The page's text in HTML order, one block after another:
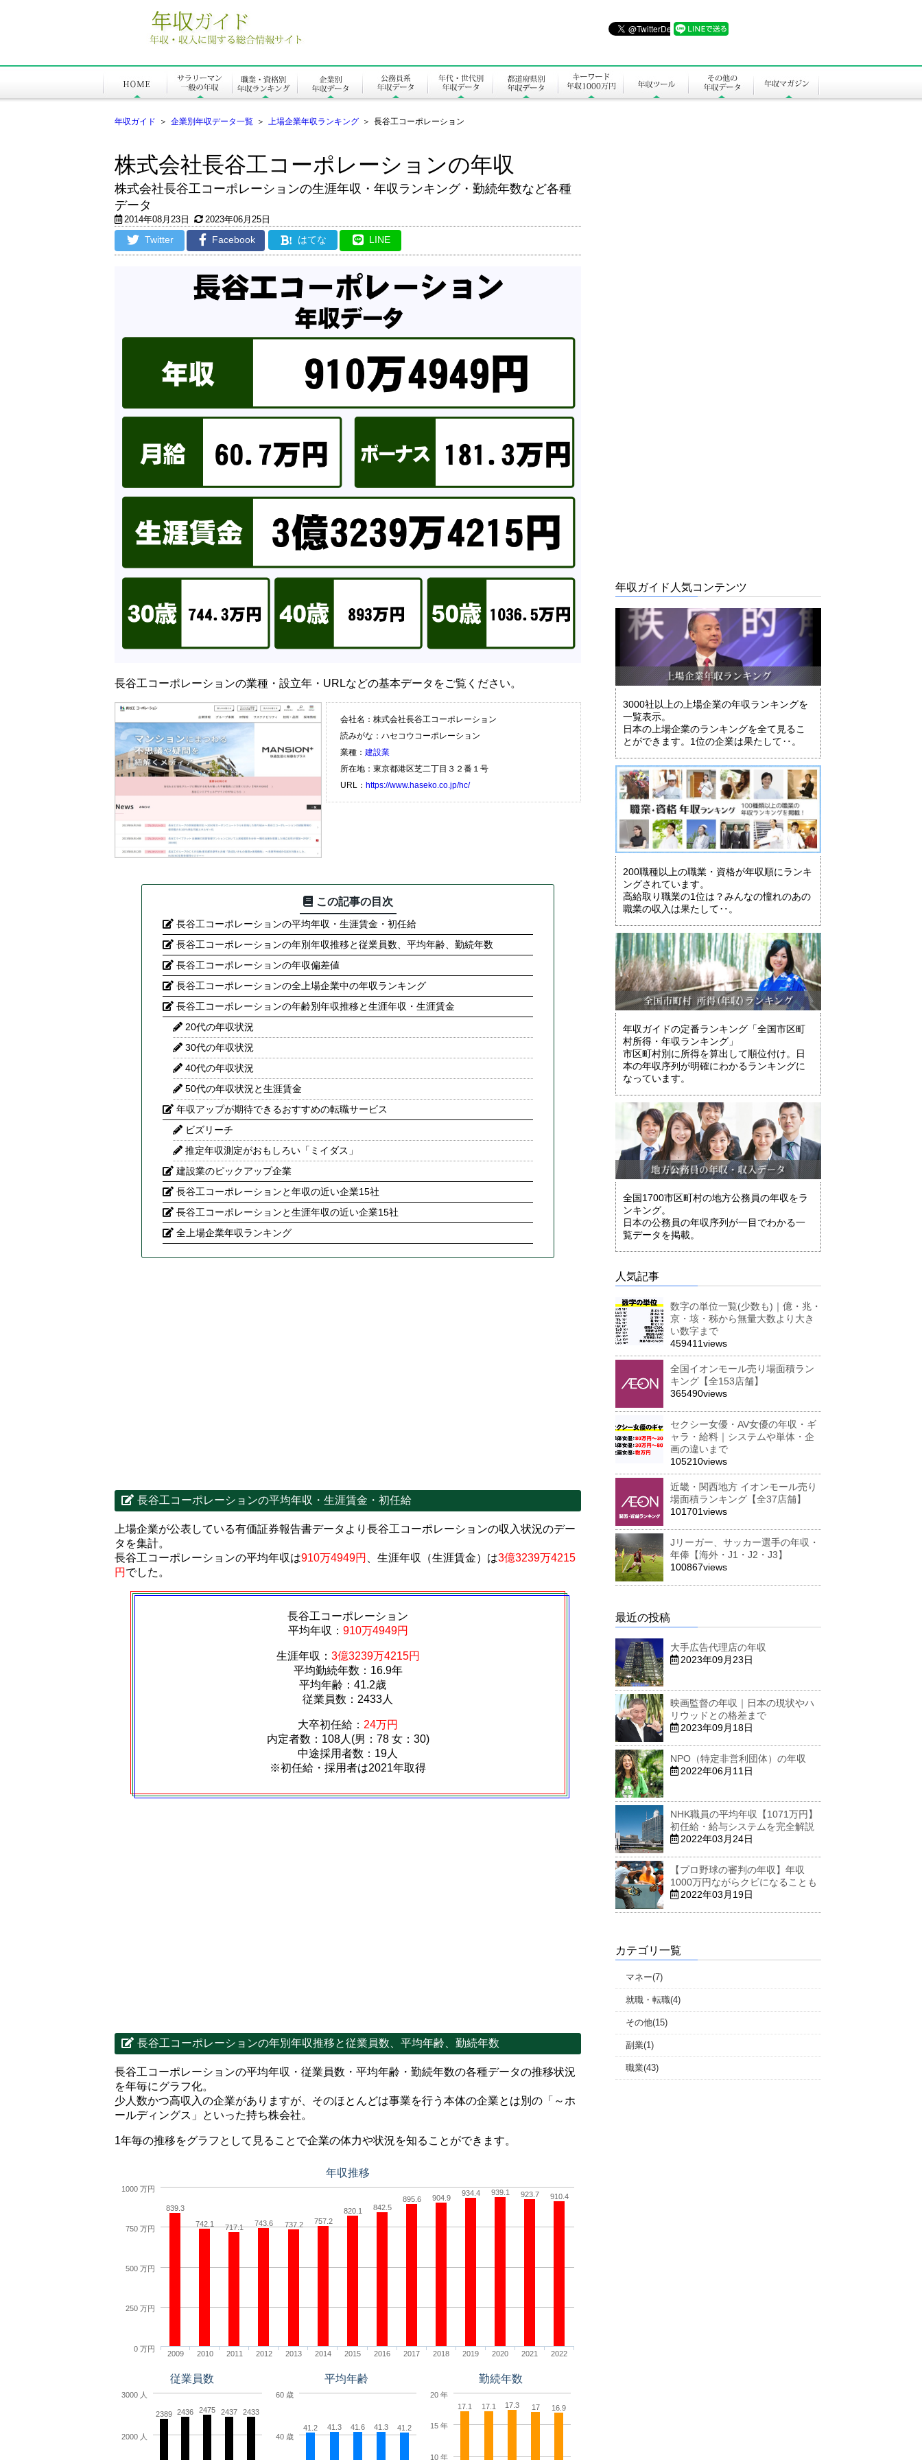
年収ガイド ＞ 企業別年収データ一覧 ＞ 上場企業年収ランキング ＞ 長谷工コーポレーション
株式会社長谷工コーポレーションの年収
株式会社長谷工コーポレーションの生涯年収・年収ランキング・勤続年数など各種
データ
2014年08月23日 2023年06月25日
Twitter Facebook ! はてな LINE
長谷工コーポレーションの業種・設立年・URLなどの基本データをご覧ください。
会社名：株式会社長谷工コーポレーション
読みがな：ハセコウコーポレーション
業種： 建設業
所在地：東京都港区芝二丁目３２番１号
URL： https://www.haseko.co.jp/hc/
この記事の目次
長谷工コーポレーションの平均年収・生涯賃金・初任給
長谷工コーポレーションの年別年収推移と従業員数、平均年齢、勤続年数
長谷工コーポレーションの年収偏差値
長谷工コーポレーションの全上場企業中の年収ランキング
長谷工コーポレーションの年齢別年収推移と生涯年収・生涯賃金
20代の年収状況
30代の年収状況
40代の年収状況
50代の年収状況と生涯賃金
年収アップが期待できるおすすめの転職サービス
ビズリーチ
推定年収測定がおもしろい「ミイダス」
建設業のピックアップ企業
長谷工コーポレーションと年収の近い企業15社
長谷工コーポレーションと生涯年収の近い企業15社
全上場企業年収ランキング
長谷工コーポレーションの平均年収・生涯賃金・初任給
上場企業が公表している有価証券報告書データより長谷工コーポレーションの収入状況のデー
タを集計。
長谷工コーポレーションの平均年収は910万4949円 、生涯年収（生涯賃金）は3億3239万4215
円 でした。
長谷工コーポレーション
平均年収： 910万4949円
生涯年収： 3億3239万4215円
平均勤続年数：16.9年
平均年齢：41.2歳
従業員数：2433人
大卒初任給： 24万円
内定者数：108人(男：78 女：30)
中途採用者数：19人
※初任給・採用者は2021年取得
長谷工コーポレーションの年別年収推移と従業員数、平均年齢、勤続年数
長谷工コーポレーションの平均年収・従業員数・平均年齢・勤続年数の各種データの推移状況
を年毎にグラフ化。
少人数かつ高収入の企業がありますが、そのほとんどは事業を行う本体の企業とは別の「～ホ
ールディングス」といった持ち株会社。
1年毎の推移をグラフとして見ることで企業の体力や状況を知ることができます。
年収推移
839.3
742.1
717.1 743.6 737.2 757.2
820.1 842.5
895.6 904.9
934.4 939.1 923.7 910.4
2009 2010 2011 2012 2013 2014 2015 2016 2017 2018 2019 2020 2021 2022
0 万円
250 万円
500 万円
750 万円
1000 万円
従業員数
2389 2436 2475 2437 2433
2000 人
3000 人
平均年齢
41.2 41.3 41.6 41.3 41.2
40 歳
60 歳
勤続年数
17.1 17.1 17.3 17 16.9
10 年
15 年
20 年
年収ガイド人気コンテンツ
3000社以上の上場企業の年収ランキングを
一覧表示。
日本の上場企業のランキングを全て見るこ
とができます。1位の企業は果たして‥。
200職種以上の職業・資格が年収順にランキ
ングされています。
高給取り職業の1位は？みんなの憧れのあの
職業の収入は果たして‥。
年収ガイドの定番ランキング「全国市区町
村所得・年収ランキング」
市区町村別に所得を算出して順位付け。日
本の年収序列が明確にわかるランキングに
なっています。
全国1700市区町村の地方公務員の年収をラ
ンキング。
日本の公務員の年収序列が一目でわかる一
覧データを掲載。
人気記事
数字の単位一覧(少数も)｜億・兆・
京・垓・秭から無量大数より大き
い数字まで
459411views
全国イオンモール売り場面積ラン
キング【全153店舗】
365490views
セクシー女優・AV女優の年収・ギ
ャラ・給料｜システムや単体・企
画の違いまで
105210views
近畿・関西地方 イオンモール売り
場面積ランキング【全37店舗】
101701views
Jリーガー、サッカー選手の年収・
年俸【海外・J1・J2・J3】
100867views
最近の投稿
大手広告代理店の年収
2023年09月23日
映画監督の年収｜日本の現状やハ
リウッドとの格差まで
2023年09月18日
NPO（特定非営利団体）の年収
2022年06月11日
NHK職員の平均年収【1071万円】
初任給・給与システムを完全解説
2022年03月24日
【プロ野球の審判の年収】年収
1000万円ながらクビになることも
2022年03月19日
カテゴリ一覧
マネー(7)
就職・転職(4)
その他(15)
副業(1)
職業(43)